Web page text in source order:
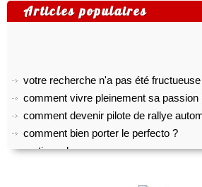
Articles populaires
votre recherche n'a pas été fructueuse
comment vivre pleinement sa
comment devenir pilote de rallye
comment bien porter le perfecto ?
pratiquer le yoga